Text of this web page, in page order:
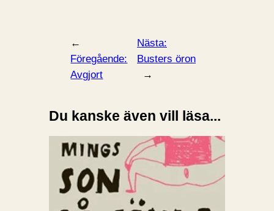
←
Föregående:
Avgjort
Nästa:
Busters öron
→
Du kanske även vill läsa...